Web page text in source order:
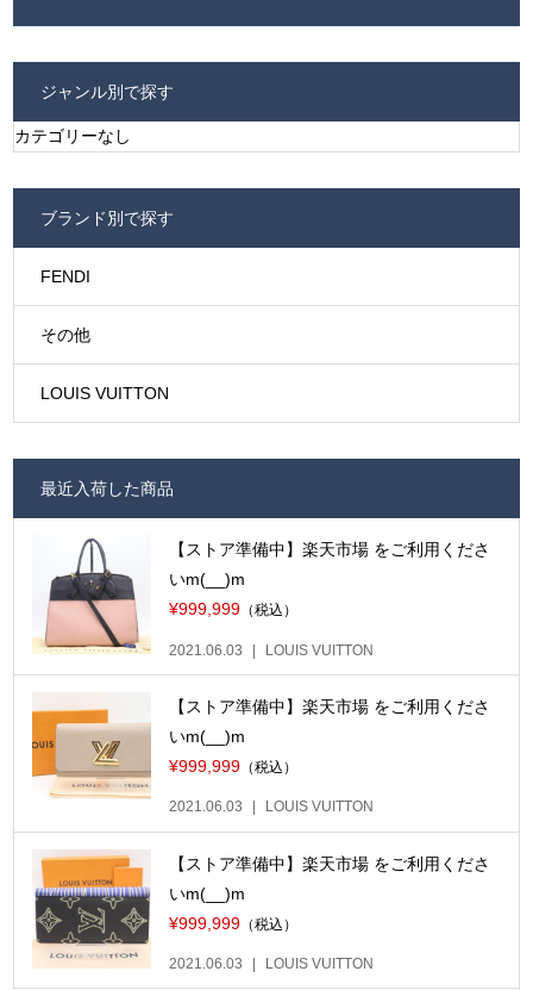
ジャンル別で探す
カテゴリーなし
ブランド別で探す
FENDI
その他
LOUIS VUITTON
最近入荷した商品
【ストア準備中】楽天市場 をご利用くださ
いm(__)m
¥999,999 （税込）
2021.06.03 LOUIS VUITTON
【ストア準備中】楽天市場 をご利用くださ
いm(__)m
¥999,999 （税込）
2021.06.03 LOUIS VUITTON
【ストア準備中】楽天市場 をご利用くださ
いm(__)m
¥999,999 （税込）
2021.06.03 LOUIS VUITTON